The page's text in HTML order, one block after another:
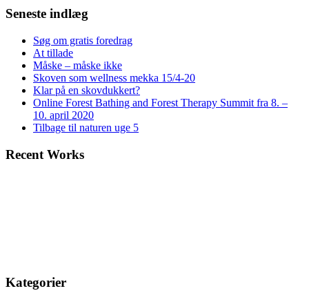
Seneste indlæg
Søg om gratis foredrag
At tillade
Måske – måske ikke
Skoven som wellness mekka 15/4-20
Klar på en skovdukkert?
Online Forest Bathing and Forest Therapy Summit fra 8. –
10. april 2020
Tilbage til naturen uge 5
Recent Works
Kategorier